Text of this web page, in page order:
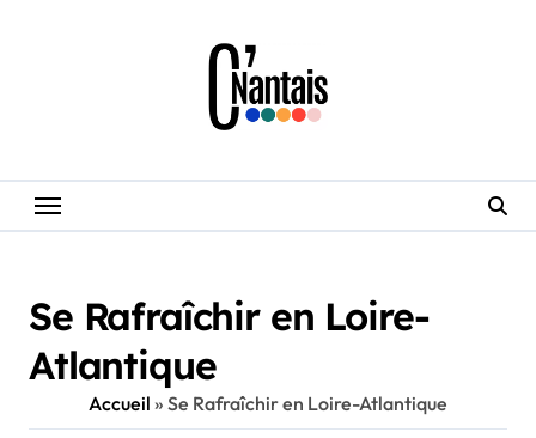
Se Rafraîchir en Loire-
Atlantique
Accueil » Se Rafraîchir en Loire-Atlantique